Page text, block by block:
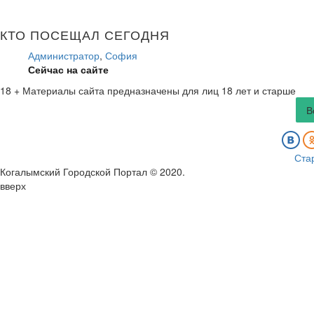
КТО ПОСЕЩАЛ СЕГОДНЯ
Администратор, София
Сейчас на сайте
18 + Материалы сайта предназначены для лиц 18 лет и старше
Когалымский Городской Портал © 2020.
вверх